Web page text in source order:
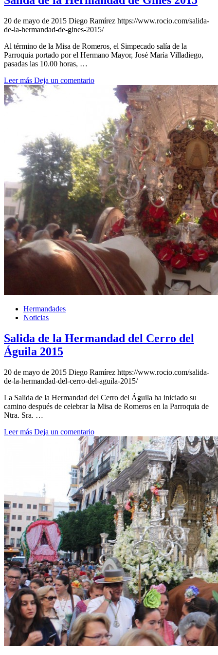
20 de mayo de 2015 Diego Ramírez https://www.rocio.com/salida-
de-la-hermandad-de-gines-2015/
Al término de la Misa de Romeros, el Simpecado salía de la
Parroquia portado por el Hermano Mayor, José María Villadiego,
pasadas las 10.00 horas, …
Leer más Deja un comentario
Hermandades
Noticias
Salida de la Hermandad del Cerro del
Águila 2015
20 de mayo de 2015 Diego Ramírez https://www.rocio.com/salida-
de-la-hermandad-del-cerro-del-aguila-2015/
La Salida de la Hermandad del Cerro del Águila ha iniciado su
camino después de celebrar la Misa de Romeros en la Parroquia de
Ntra. Sra. …
Leer más Deja un comentario